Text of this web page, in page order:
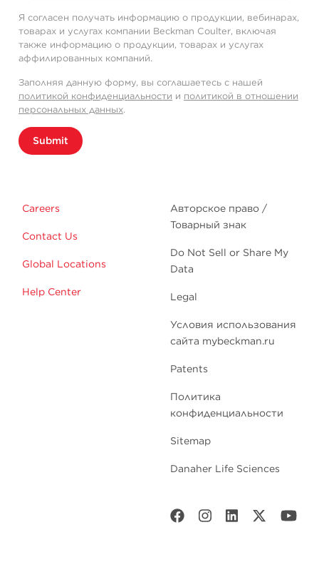
Я согласен получать информацию о продукции, вебинарах,
товарах и услугах компании Beckman Coulter, включая
также информацию о продукции, товарах и услугах
аффилированных компаний.
Заполняя данную форму, вы соглашаетесь с нашей
политикой конфиденциальности и политикой в отношении
персональных данных.
Submit
Careers
Contact Us
Global Locations
Help Center
Авторское право /
Товарный знак
Do Not Sell or Share My
Data
Legal
Условия использования
сайта mybeckman.ru
Patents
Политика
конфиденциальности
Sitemap
Danaher Life Sciences